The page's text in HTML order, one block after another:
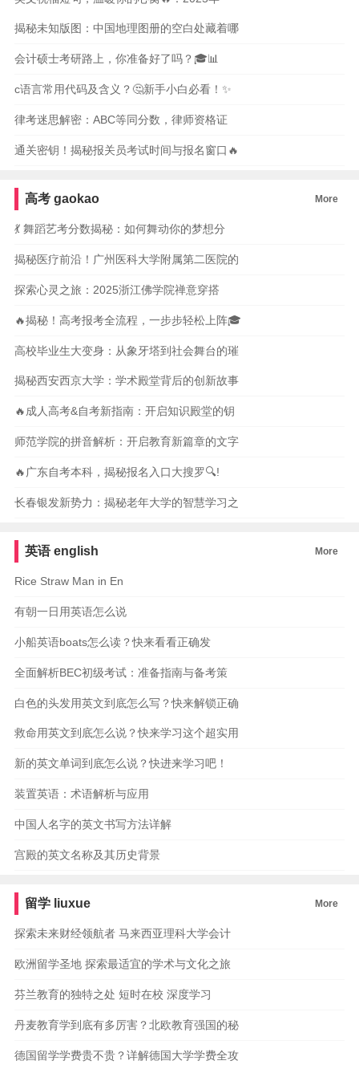
揭秘未知版图：中国地理图册的空白处藏着哪
会计硕士考研路上，你准备好了吗？🎓📊
c语言常用代码及含义？🤔新手小白必看！✨
律考迷思解密：ABC等同分数，律师资格证
通关密钥！揭秘报关员考试时间与报名窗口🔥
高考 gaokao More
💃 舞蹈艺考分数揭秘：如何舞动你的梦想分
揭秘医疗前沿！广州医科大学附属第二医院的
探索心灵之旅：2025浙江佛学院禅意穿搭
🔥揭秘！高考报考全流程，一步步轻松上阵🎓
高校毕业生大变身：从象牙塔到社会舞台的璀
揭秘西安西京大学：学术殿堂背后的创新故事
🔥成人高考&自考新指南：开启知识殿堂的钥
师范学院的拼音解析：开启教育新篇章的文字
🔥广东自考本科，揭秘报名入口大搜罗🔍!
长春银发新势力：揭秘老年大学的智慧学习之
英语english More
Rice Straw Man in En
有朝一日用英语怎么说
小船英语boats怎么读？快来看看正确发
全面解析BEC初级考试：准备指南与备考策
白色的头发用英文到底怎么写？快来解锁正确
救命用英文到底怎么说？快来学习这个超实用
新的英文单词到底怎么说？快进来学习吧！
装置英语：术语解析与应用
中国人名字的英文书写方法详解
宫殿的英文名称及其历史背景
留学 liuxue More
探索未来财经领航者 马来西亚理科大学会计
欧洲留学圣地 探索最适宜的学术与文化之旅
芬兰教育的独特之处 短时在校 深度学习
丹麦教育学到底有多厉害？北欧教育强国的秘
德国留学学费贵不贵？详解德国大学学费全攻